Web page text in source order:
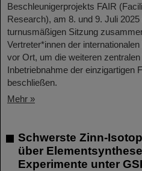
Beschleunigerprojekts FAIR
Research), am 8. und 9. Juli
turnusmäßigen Sitzung
Vertreter*innen der
vor Ort, um die weiteren
Inbetriebnahme der einzigartigen
beschließen.
Mehr »
Schwerste Zinn-
über
Experimente unter